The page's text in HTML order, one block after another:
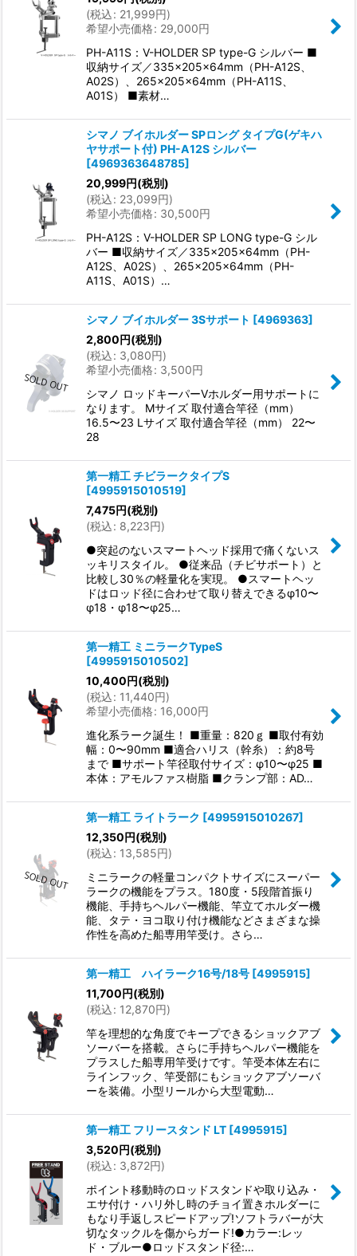
(税込: 21,999円)
希望小売価格: 29,000円
PH-A11S：V-HOLDER SP type-G シルバー ■
収納サイズ／335×205×64mm（PH-A12S、
A02S）、265×205×64mm（PH-A11S、
A01S） ■素材…
シマノ ブイホルダー SPロング タイプG(ゲキハ
ヤサポート付) PH-A12S シルバー
[4969363648785]
20,999円(税別)
(税込: 23,099円)
希望小売価格: 30,500円
PH-A12S：V-HOLDER SP LONG type-G シル
バー ■収納サイズ／335×205×64mm（PH-
A12S、A02S）、265×205×64mm（PH-
A11S、A01S）…
シマノ ブイホルダー 3Sサポート [4969363]
2,800円(税別)
(税込: 3,080円)
希望小売価格: 3,500円
シマノ ロッドキーパーVホルダー用サポートに
なります。 Mサイズ 取付適合竿径（mm）
16.5〜23 Lサイズ 取付適合竿径（mm） 22〜
28
第一精工 チビラークタイプS
[4995915010519]
7,475円(税別)
(税込: 8,223円)
●突起のないスマートヘッド採用で痛くないス
ッキリスタイル。 ●従来品（チビサポート）と
比較し30％の軽量化を実現。 ●スマートヘッ
ドはロッド径に合わせて取り替えできるφ10〜
φ18・φ18〜φ25…
第一精工 ミニラークTypeS
[4995915010502]
10,400円(税別)
(税込: 11,440円)
希望小売価格: 16,000円
進化系ラーク誕生！ ■重量：820ｇ ■取付有効
幅：0〜90mm ■適合ハリス（幹糸）：約8号
まで ■サポート竿径取付サイズ：φ10〜φ25 ■
本体：アモルファス樹脂 ■クランプ部：AD…
第一精工 ライトラーク [4995915010267]
12,350円(税別)
(税込: 13,585円)
ミニラークの軽量コンパクトサイズにスーパー
ラークの機能をプラス。180度・5段階首振り
機能、手持ちヘルパー機能、竿立てホルダー機
能、タテ・ヨコ取り付け機能などさまざまな操
作性を高めた船専用竿受け。さら…
第一精工 ハイラーク16号/18号 [4995915]
11,700円(税別)
(税込: 12,870円)
竿を理想的な角度でキープできるショックアブ
ソーバーを搭載。さらに手持ちヘルパー機能を
プラスした船専用竿受けです。竿受本体左右に
ラインフック、竿受部にもショックアブソーバ
ーを装備。小型リールから大型電動…
第一精工 フリースタンド LT [4995915]
3,520円(税別)
(税込: 3,872円)
ポイント移動時のロッドスタンドや取り込み・
エサ付け・ハリ外し時のチョイ置きホルダーに
もなり手返しスピードアップ!ソフトラバーが大
切なタックルを傷からガード!●カラー:レッ
ド・ブルー●ロッドスタンド径:…